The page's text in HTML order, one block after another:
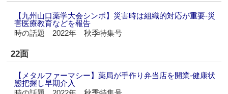
【九州山口薬学大会シンポ】災害時は組織的対応が重要‐災
害医療教育などを報告
時の話題 2022年 秋季特集号
22面
【メタルファーマシー】薬局が手作り弁当店を開業‐健康状
態把握し早期介入